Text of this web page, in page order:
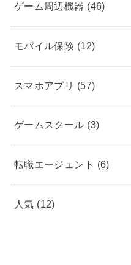
ゲーム周辺機器 (46)
モバイル保険 (12)
スマホアプリ (57)
ゲームスクール (3)
転職エージェント (6)
人気 (12)